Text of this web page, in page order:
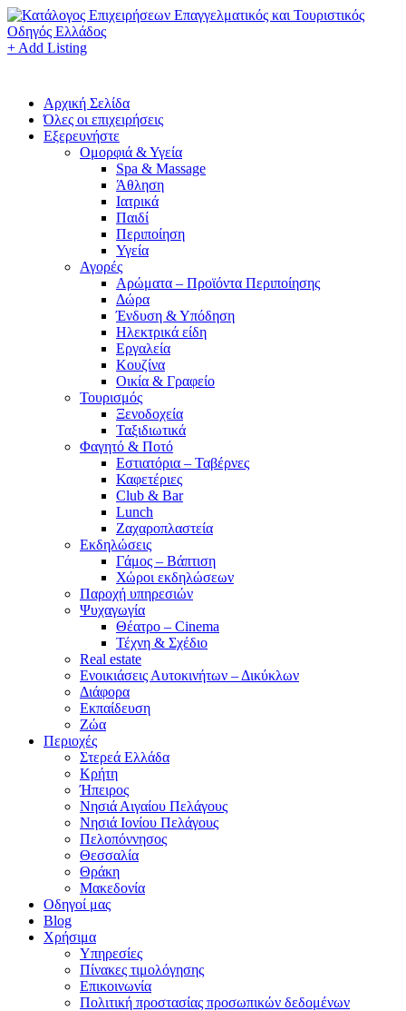
+ Add Listing
Αρχική Σελίδα
Όλες οι επιχειρήσεις
Εξερευνήστε
Ομορφιά & Υγεία
Spa & Massage
Άθληση
Ιατρικά
Παιδί
Περιποίηση
Υγεία
Αγορές
Αρώματα – Προϊόντα Περιποίησης
Δώρα
Ένδυση & Υπόδηση
Ηλεκτρικά είδη
Εργαλεία
Κουζίνα
Οικία & Γραφείο
Τουρισμός
Ξενοδοχεία
Ταξιδιωτικά
Φαγητό & Ποτό
Εστιατόρια – Ταβέρνες
Καφετέριες
Club & Bar
Lunch
Ζαχαροπλαστεία
Εκδηλώσεις
Γάμος – Βάπτιση
Χώροι εκδηλώσεων
Παροχή υπηρεσιών
Ψυχαγωγία
Θέατρο – Cinema
Τέχνη & Σχέδιο
Real estate
Ενοικιάσεις Αυτοκινήτων – Δικύκλων
Διάφορα
Εκπαίδευση
Ζώα
Περιοχές
Στερεά Ελλάδα
Κρήτη
Ήπειρος
Νησιά Αιγαίου Πελάγους
Νησιά Ιονίου Πελάγους
Πελοπόννησος
Θεσσαλία
Θράκη
Μακεδονία
Οδηγοί μας
Blog
Χρήσιμα
Υπηρεσίες
Πίνακες τιμολόγησης
Επικοινωνία
Πολιτική προστασίας προσωπικών δεδομένων